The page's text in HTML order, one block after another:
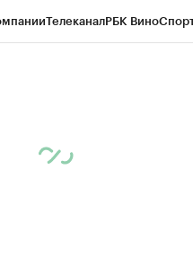
ТелеканалРБК Вино